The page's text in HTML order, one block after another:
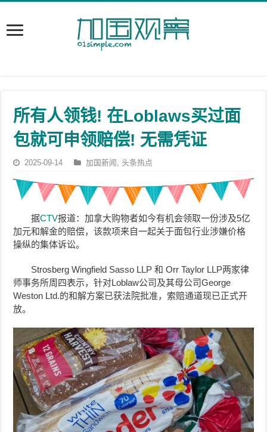
所有人领钱! 在Loblaws买过面
包就可申领赔偿! 无需凭证
2025-09-14 加国新闻 ,头条热点
据CTV报道：加拿大购物者如今有机会领取一份涉及5亿
加元和解金的赔偿，该款项来自一起关于面包行业涉嫌价格
操纵的集体诉讼。
Strosberg Wingfield Sasso LLP 和 Orr Taylor LLP两家律
师事务所周四表示，针对Loblaw公司及其母公司George
Weston Ltd.的和解方案已获法院批准，索赔通道现已正式开
放。